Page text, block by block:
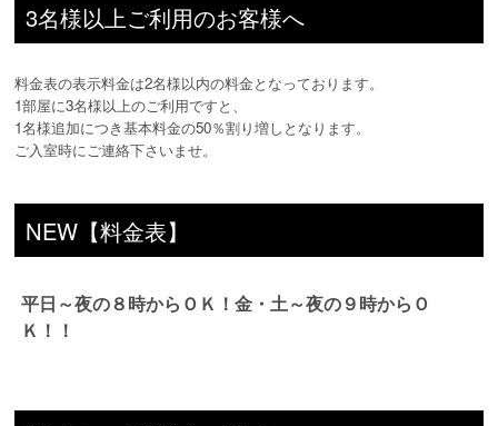
3名様以上ご利用のお客様へ
料金表の表示料金は2名様以内の料金となっております。
1部屋に3名様以上のご利用ですと、
1名様追加につき基本料金の50％割り増しとなります。
ご入室時にご連絡下さいませ。
NEW【料金表】
平日～夜の８時からＯＫ！金・土～夜の９時からＯ
Ｋ！！